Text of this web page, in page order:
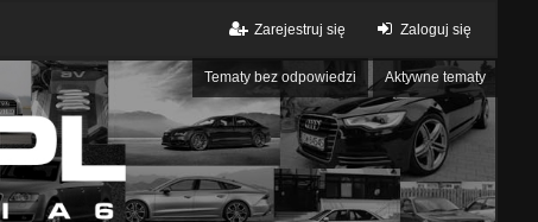
Zaloguj się
Zarejestruj się
Tematy bez odpowiedzi Aktywne tematy